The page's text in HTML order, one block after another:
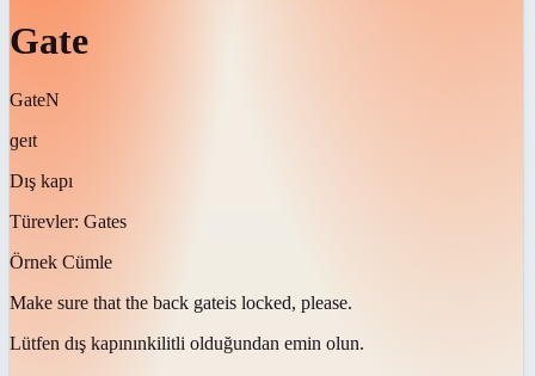
Gate
GateN
ɡeɪt
Dış kapı
Türevler: Gates
Örnek Cümle
Make sure that the back gateis locked, please.
Lütfen dış kapınınkilitli olduğundan emin olun.